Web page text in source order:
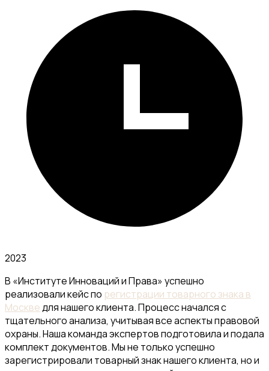
2023
В «Институте Инноваций и Права» успешно
реализовали кейс по регистрации товарного знака в
Москведля нашего клиента. Процесс начался с
тщательного анализа, учитывая все аспекты правовой
охраны. Наша команда экспертов подготовила и подала
комплект документов. Мы не только успешно
зарегистрировали товарный знак нашего клиента, но и